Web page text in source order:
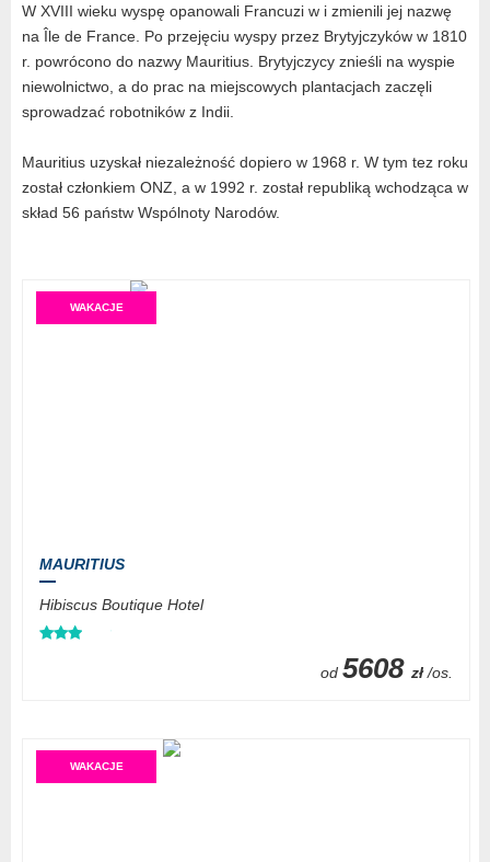
W XVIII wieku wyspę opanowali Francuzi w i zmienili jej nazwę
na Île de France. Po przejęciu wyspy przez Brytyjczyków w 1810
r. powrócono do nazwy Mauritius. Brytyjczycy znieśli na wyspie
niewolnictwo, a do prac na miejscowych plantacjach zaczęli
sprowadzać robotników z Indii.
Mauritius uzyskał niezależność dopiero w 1968 r. W tym tez roku
został członkiem ONZ, a w 1992 r. został republiką wchodząca w
skład 56 państw Wspólnoty Narodów.
WAKACJE
MAURITIUS
Hibiscus Boutique Hotel
od 5608 zł /os.
WAKACJE